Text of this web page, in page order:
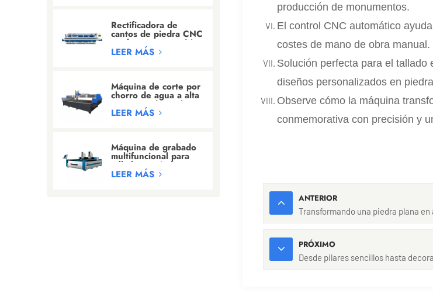
Rectificadora de
cantos de piedra CNC
totalmente automática
con 24 cabezales
LEER MÁS
Máquina de corte por
chorro de agua a alta
presión industrial
LEER MÁS
Máquina de grabado
multifuncional para
tallado en piedra y
grabado de letras
LEER MÁS
producción de monumentos.
El control CNC automático
costes de mano de obra manual.
Solución perfecta para el
diseños personalizados en
Observe cómo la máquina
conmemorativa con precisión y
ANTERIOR
Transformando una piedra plana
PRÓXIMO
Desde pilares sencillos hasta